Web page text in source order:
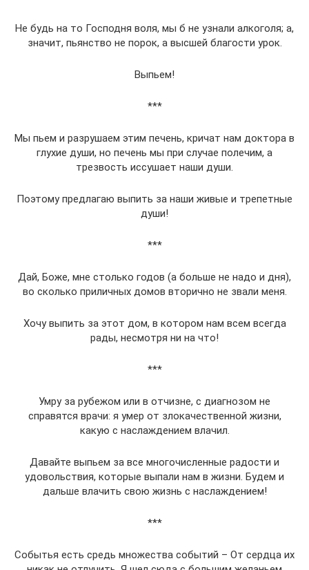
Не будь на то Господня воля, мы б не узнали алкоголя; а,
значит, пьянство не порок, а высшей благости урок.
Выпьем!
***
Мы пьем и разрушаем этим печень, кричат нам доктора в
глухие души, но печень мы при случае полечим, а
трезвость иссушает наши души.
Поэтому предлагаю выпить за наши живые и трепетные
души!
***
Дай, Боже, мне столько годов (а больше не надо и дня),
во сколько приличных домов вторично не звали меня.
Хочу выпить за этот дом, в котором нам всем всегда
рады, несмотря ни на что!
***
Умру за рубежом или в отчизне, с диагнозом не
справятся врачи: я умер от злокачественной жизни,
какую с наслаждением влачил.
Давайте выпьем за все многочисленные радости и
удовольствия, которые выпали нам в жизни. Будем и
дальше влачить свою жизнь с наслаждением!
***
Событья есть средь множества событий – От сердца их